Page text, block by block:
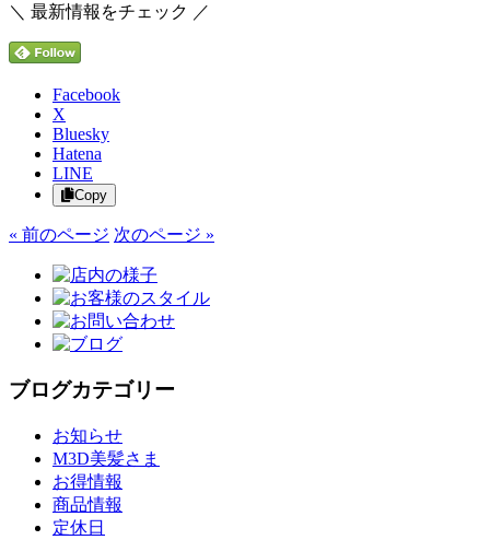
＼ 最新情報をチェック ／
Facebook
X
Bluesky
Hatena
LINE
Copy
« 前のページ 次のページ »
ブログカテゴリー
お知らせ
M3D美髪さま
お得情報
商品情報
定休日